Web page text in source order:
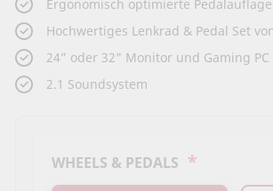
Ergonomisch optimierte Pedalauflage
Hochwertiges Lenkrad & Pedal Set
24” oder 32" Monitor und Gaming PC
2.1 Soundsystem
WHEELS & PEDALS *